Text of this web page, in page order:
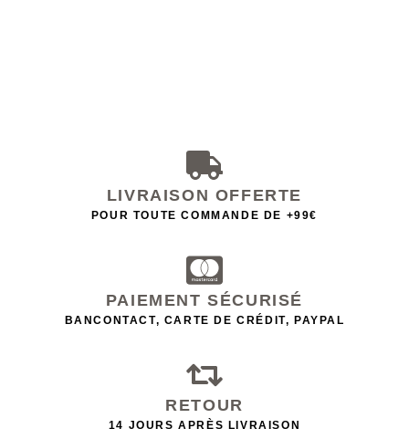
LIVRAISON OFFERTE
POUR TOUTE COMMANDE DE +99€
PAIEMENT SÉCURISÉ
BANCONTACT, CARTE DE CRÉDIT, PAYPAL
RETOUR
14 JOURS APRÈS LIVRAISON